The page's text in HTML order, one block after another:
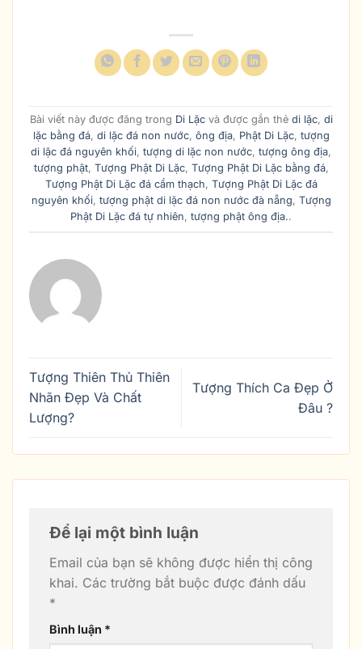
Bài viết này được đăng trong Di Lặcvà được gắn thẻ di lặc, di
lặc bằng đá, di lặc đá non nước, ông địa, Phật Di Lặc, tượng
di lặc đá nguyên khối, tượng di lặc non nước, tượng ông địa,
tượng phật, Tượng Phật Di Lặc, Tượng Phật Di Lặc bằng đá,
Tượng Phật Di Lặc đá cẩm thạch, Tượng Phật Di Lặc đá
nguyên khối, tượng phật di lặc đá non nước đà nẵng, Tượng
Phật Di Lặc đá tự nhiên, tượng phật ông địa..
Tượng Thiên Thủ Thiên
Nhãn Đẹp Và Chất
Lượng?
Tượng Thích Ca Đẹp Ở
Đâu ?
Để lại một bình luận
Email của bạn sẽ không được hiển thị công
khai. Các trường bắt buộc được đánh dấu
*
Bình luận *